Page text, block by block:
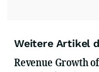
Weitere Artikel
Revenue Growth